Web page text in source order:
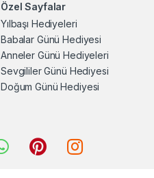
Özel Sayfalar
Yılbaşı Hediyeleri
Babalar Günü Hediyesi
Anneler Günü Hediyeleri
Sevgililer Günü Hediyesi
Doğum Günü Hediyesi